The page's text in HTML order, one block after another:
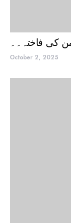
کی فاختہ۔۔
October 2, 2025